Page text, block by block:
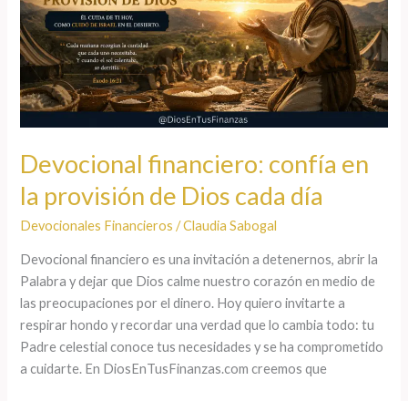
Devocional financiero: confía en
la provisión de Dios cada día
Devocionales Financieros /Claudia Sabogal
Devocional financiero es una invitación a detenernos, abrir la
Palabra y dejar que Dios calme nuestro corazón en medio de
las preocupaciones por el dinero. Hoy quiero invitarte a
respirar hondo y recordar una verdad que lo cambia todo: tu
Padre celestial conoce tus necesidades y se ha comprometido
a cuidarte. En DiosEnTusFinanzas.com creemos que
en
la
provisión
Dios